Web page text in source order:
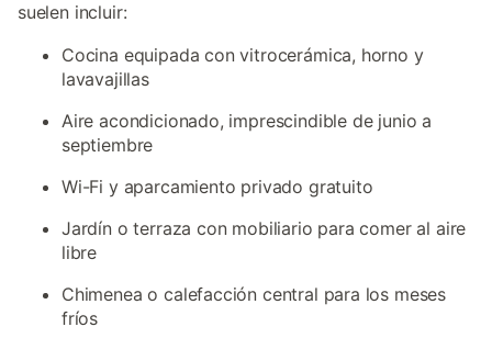
suelen incluir:
Cocina equipada con vitrocerámica, horno y
lavavajillas
Aire acondicionado, imprescindible de junio a
septiembre
Wi-Fi y aparcamiento privado gratuito
Jardín o terraza con mobiliario para comer al aire
libre
Chimenea o calefacción central para los meses
fríos